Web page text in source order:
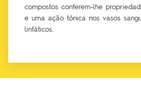
compostos conferem-lhe
e uma ação tónica nos vasos
linfáticos.